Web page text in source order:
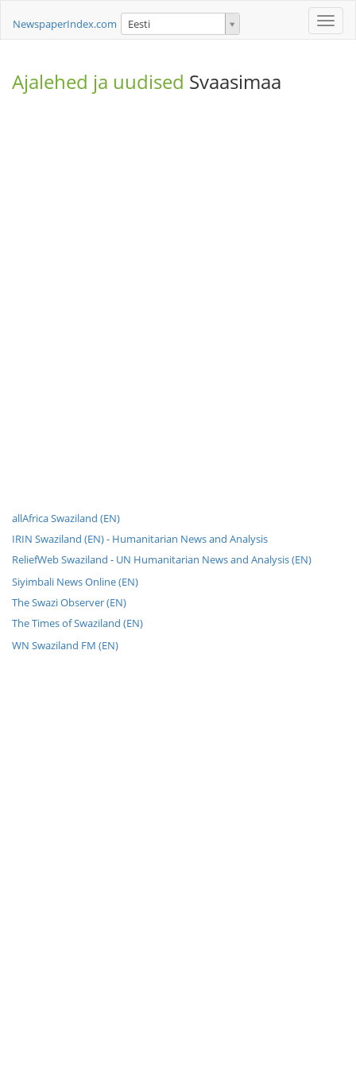
Toggle
NewspaperIndex.com Eesti
Ajalehed ja uudised Svaasimaa
allAfrica Swaziland (EN)
IRIN Swaziland (EN) - Humanitarian News and Analysis
ReliefWeb Swaziland - UN Humanitarian News and Analysis (EN)
Siyimbali News Online (EN)
The Swazi Observer (EN)
The Times of Swaziland (EN)
WN Swaziland FM (EN)